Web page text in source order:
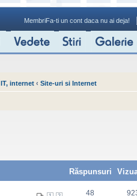
MembriFa-ti un cont daca nu ai deja!
IT, internet ‹ Site-uri si Internet
Răspunsuri
48